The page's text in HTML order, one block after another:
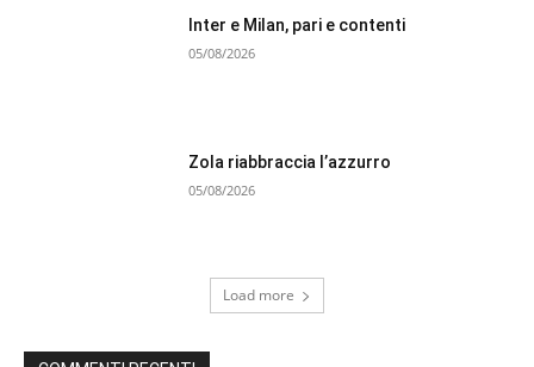
Inter e Milan, pari e contenti
05/08/2026
Zola riabbraccia l’azzurro
05/08/2026
Load more